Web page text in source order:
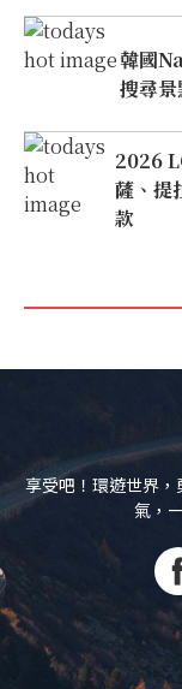
韓國
搜尋
2026
薩、提
款
享受吧！環遊世界
氣，